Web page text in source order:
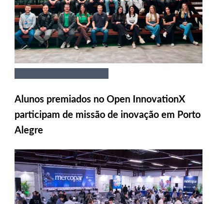
Alunos premiados no Open InnovationX
participam de missão de inovação em Porto
Alegre